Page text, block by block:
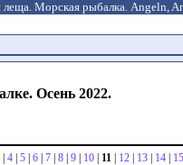
леща. Морская рыбалка. Angeln,
Осень 2022.
| 4 | 5 | 6 | 7 | 8 | 9 | 10 | 11 | 12 | 13 | 14 | 15